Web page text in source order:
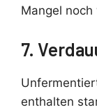
Mangel
7.
enthalten